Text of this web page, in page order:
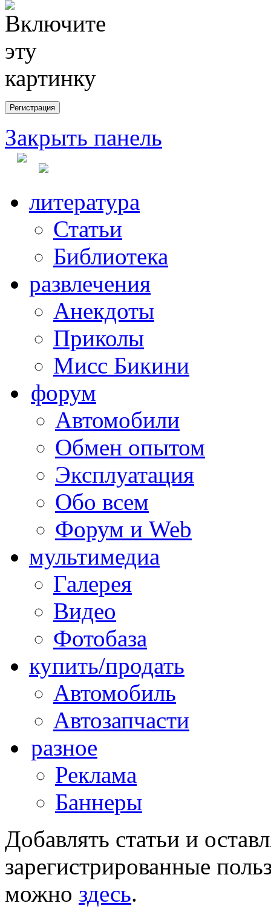
Закрыть панель
литература
Статьи
Библиотека
развлечения
Анекдоты
Приколы
Мисс Бикини
форум
Автомобили
Обмен опытом
Эксплуатация
Обо всем
Форум и Web
мультимедиа
Галерея
Видео
Фотобаза
купить/продать
Автомобиль
Автозапчасти
разное
Реклама
Баннеры
Добавлять статьи и
зарегистрированные
можно здесь.